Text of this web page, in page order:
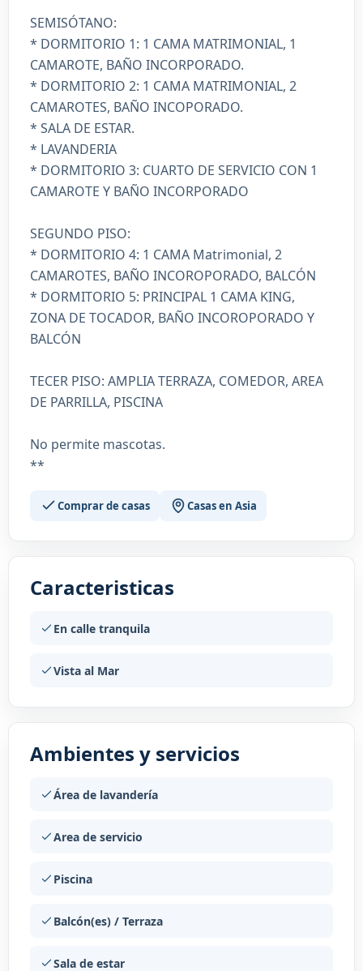
SEMISÓTANO:
* DORMITORIO 1: 1 CAMA MATRIMONIAL, 1
CAMAROTE, BAÑO INCORPORADO.
* DORMITORIO 2: 1 CAMA MATRIMONIAL, 2
CAMAROTES, BAÑO INCOPORADO.
* SALA DE ESTAR.
* LAVANDERIA
* DORMITORIO 3: CUARTO DE SERVICIO CON 1
CAMAROTE Y BAÑO INCORPORADO
SEGUNDO PISO:
* DORMITORIO 4: 1 CAMA Matrimonial, 2
CAMAROTES, BAÑO INCOROPORADO, BALCÓN
* DORMITORIO 5: PRINCIPAL 1 CAMA KING,
ZONA DE TOCADOR, BAÑO INCOROPORADO Y
BALCÓN
TECER PISO: AMPLIA TERRAZA, COMEDOR, AREA
DE PARRILLA, PISCINA
No permite mascotas.
**
Comprar de casas Casas en Asia
Caracteristicas
En calle tranquila
Vista al Mar
Ambientes y servicios
Área de lavandería
Area de servicio
Piscina
Balcón(es) / Terraza
Sala de estar